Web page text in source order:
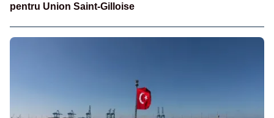
pentru Union Saint-Gilloise